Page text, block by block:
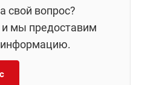
свой вопрос?
мы предоставим